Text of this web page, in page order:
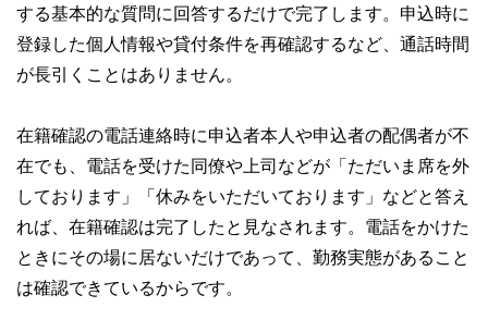
する基本的な質問に回答するだけで完了します。申込時に
登録した個人情報や貸付条件を再確認するなど、通話時間
が長引くことはありません。
在籍確認の電話連絡時に申込者本人や申込者の配偶者が不
在でも、電話を受けた同僚や上司などが「ただいま席を外
しております」「休みをいただいております」などと答え
れば、在籍確認は完了したと見なされます。電話をかけた
ときにその場に居ないだけであって、勤務実態があること
は確認できているからです。